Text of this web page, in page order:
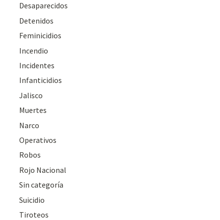
Desaparecidos
Detenidos
Feminicidios
Incendio
Incidentes
Infanticidios
Jalisco
Muertes
Narco
Operativos
Robos
Rojo Nacional
Sin categoría
Suicidio
Tiroteos